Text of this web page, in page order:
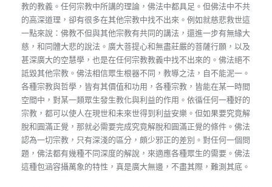
教的教義。任何宗教中所講的理論，佛法中都具足。但佛法中不共
的高深道理，卻有很多在其他宗教中找不出來。例如就慈悲救世這
一點來說：佛教不但與其他宗教有共同的講法，還進一步有無緣大
慈，和同體大悲的說法。廣大菩提心和無盡莊嚴的菩薩行願，以及
甚深廣大的空慧學，也是在任何宗教教義中找不出來的。佛法絕不
詆毀其他宗教。佛法相信眾生根器不同，教導之法，自不能泥一。
各種宗教與哲學，皆有其價值和功用，各種宗教，皆能在某一時間
空間中，對某一類眾生發生教化與利益的作用。依循任何一種好的
宗教，都可以使人在現世和未來世得到利益安樂。但如果要究竟解
脫和圓滿正覺，那就必需要完成究竟解脫和圓滿正覺的條件。佛法
認為一切宗教，只有深淺的區分，頗少邪正的差別。對任何一個問
題，佛法都有幾種不同深度的解說，來適應各種眾生的需要。佛法
這種包涵容攝萬象的特性，真是廣大無邊，不盡其際，難測其底。